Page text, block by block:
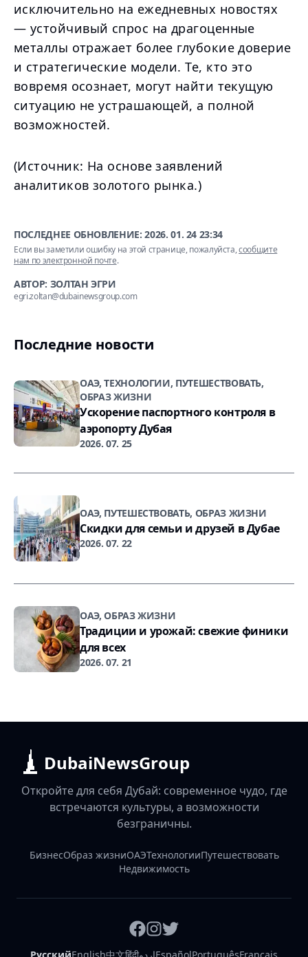
исключительно на ежедневных новостях
— устойчивый спрос на драгоценные
металлы отражает более глубокие доверие
и стратегические модели. Те, кто это
вовремя осознает, могут найти текущую
ситуацию не устрашающей, а полной
возможностей.
(Источник: На основе заявлений
аналитиков золотого рынка.)
ПОСЛЕДНЕЕ ОБНОВЛЕНИЕ:2026. 01. 24 23:34
Если вы заметили ошибку на этой странице, пожалуйста,сообщите
нам по электронной почте.
АВТОР: ЗОЛТАН ЭГРИ
egri.zoltan@dubainewsgroup.com
Последние новости
ОАЭ, ТЕХНОЛОГИИ, ПУТЕШЕСТВОВАТЬ,
ОБРАЗ ЖИЗНИ
Ускорение паспортного контроля в
аэропорту Дубая
2026. 07. 25
ОАЭ, ПУТЕШЕСТВОВАТЬ, ОБРАЗ ЖИЗНИ
Скидки для семьи и друзей в Дубае
2026. 07. 22
ОАЭ, ОБРАЗ ЖИЗНИ
Традиции и урожай: свежие финики
для всех
2026. 07. 21
DubaiNewsGroup
Откройте для себя Дубай: современное чудо, где
встречаются культуры, а возможности
безграничны.
БизнесОбраз жизниОАЭТехнологииПутешествовать
Недвижимость